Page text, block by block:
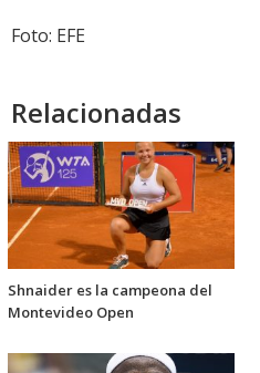
Foto: EFE
Relacionadas
Shnaider es la campeona del
Montevideo Open